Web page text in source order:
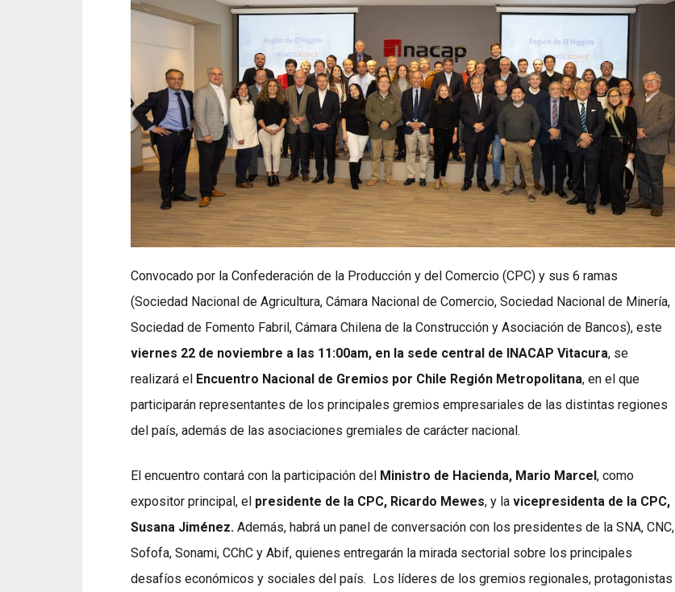
Convocado por la Confederación de la Producción y del Comercio (CPC) y sus 6 ramas
(Sociedad Nacional de Agricultura, Cámara Nacional de Comercio, Sociedad Nacional de Minería,
Sociedad de Fomento Fabril, Cámara Chilena de la Construcción y Asociación de Bancos), este
viernes 22 de noviembre a las 11:00am, en la sede central de INACAP Vitacura, se
realizará el Encuentro Nacional de Gremios por Chile Región Metropolitana, en el que
participarán representantes de los principales gremios empresariales de las distintas regiones
del país, además de las asociaciones gremiales de carácter nacional.
El encuentro contará con la participación del Ministro de Hacienda, Mario Marcel , como
expositor principal, el presidente de la CPC, Ricardo Mewes, y la vicepresidenta de la CPC,
Susana Jiménez. Además, habrá un panel de conversación con los presidentes de la SNA, CNC,
Sofofa, Sonami, CChC y Abif, quienes entregarán la mirada sectorial sobre los principales
desafíos económicos y sociales del país. Los líderes de los gremios regionales, protagonistas